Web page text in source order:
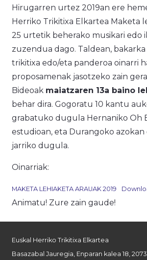
Hirugarren urtez 2019an ere
Herriko Trikitixa Elkartea Maketa
25 urtetik beherako musikari edo
zuzendua dago. Taldean,
trikitixa edo/eta panderoa oinarri
proposamenak jasotzeko zain
Bideoak maiatzaren 13a baino
behar dira. Gogoratu 10 kantu
grabatuko dugula Hernaniko Oh
estudioan, eta Durangoko
jarriko dugula.
Oinarriak:
MAKETA LEHIAKETA ARAUAK 2019
Animatu! Zure zain gaude!
Euskal Herriko Trikitixa Elkartea
Basazabal Jauregia, Enparan kalea 18,